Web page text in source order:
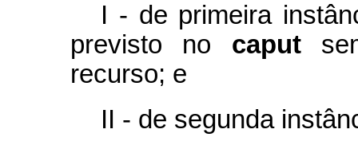
I - de primeira
previsto no caput
recurso; e
II - de segunda